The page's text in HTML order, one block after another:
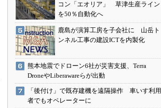
コン「エオリア」 草津生産ライン
を50％自動化へ
鹿島が演算工房を子会社に 山岳ト
ンネル工事の建設ICTを内製化
熊本地震でドローン6社が災害支援、Terra
DroneやLiberawareらが出動
「後付け」で既存建機を遠隔操作 車いす利用
者でもオペレーターに